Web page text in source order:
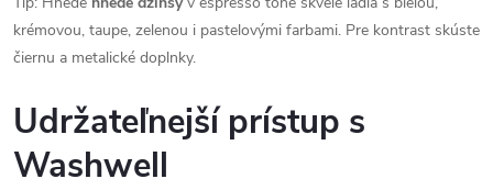
krémovou, taupe, zelenou i pastelovými farbami. Pre kontrast skúste
čiernu a metalické doplnky.
Udržateľnejší prístup s
Washwell